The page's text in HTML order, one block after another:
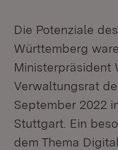
Die Potenziale
Württemberg
Ministerpräsident
Verwaltungsrat
September 2022
Stuttgart. Ein
dem Thema